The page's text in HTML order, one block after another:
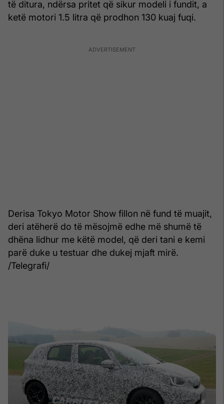
të ditura, ndërsa pritet që sikur modeli i fundit, a
ketë motori 1.5 litra që prodhon 130 kuaj fuqi.
Derisa Tokyo Motor Show fillon në fund të muajit,
deri atëherë do të mësojmë edhe më shumë të
dhëna lidhur me këtë model, që deri tani e kemi
parë duke u testuar dhe dukej mjaft mirë.
/Telegrafi/